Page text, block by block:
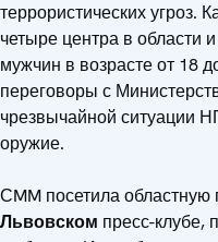
террористических угроз.
четыре центра в области
мужчин в возрасте от 18
переговоры с
чрезвычайной ситуации
оружие.
СMM посетила
Львовском пресс-клубе,